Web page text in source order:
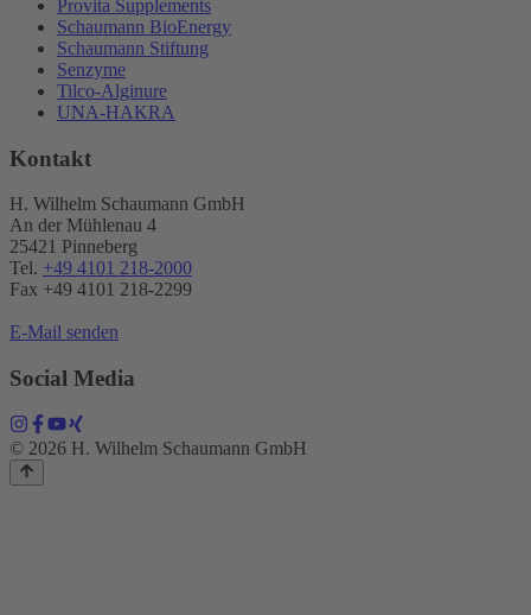
Provita Supplements
Schaumann BioEnergy
Schaumann Stiftung
Senzyme
Tilco-Alginure
UNA-HAKRA
Kontakt
H. Wilhelm Schaumann GmbH
An der Mühlenau 4
25421 Pinneberg
Tel. +49 4101 218-2000
Fax +49 4101 218​-2299
E-Mail senden
Social Media
© 2026 H. Wilhelm Schaumann GmbH